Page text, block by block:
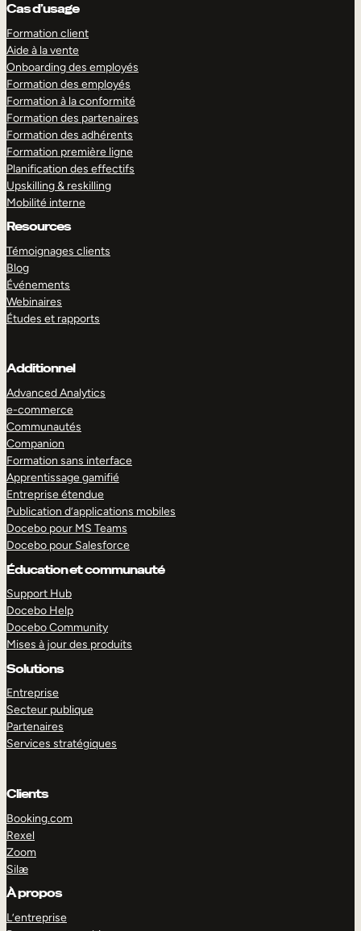
Cas d’usage
Formation client
Aide à la vente
Onboarding des employés
Formation des employés
Formation à la conformité
Formation des partenaires
Formation des adhérents
Formation première ligne
Planification des effectifs
Upskilling & reskilling
Mobilité interne
Resources
Témoignages clients
Blog
Événements
Webinaires
Études et rapports
Additionnel
Advanced Analytics
e-commerce
Communautés
Companion
Formation sans interface
Apprentissage gamifié
Entreprise étendue
Publication d’applications mobiles
Docebo pour MS Teams
Docebo pour Salesforce
Éducation et communauté
Support Hub
Docebo Help
Docebo Community
Mises à jour des produits
Solutions
Entreprise
Secteur publique
Partenaires
Services stratégiques
Clients
Booking.com
Rexel
Zoom
Silæ
À propos
L’entreprise